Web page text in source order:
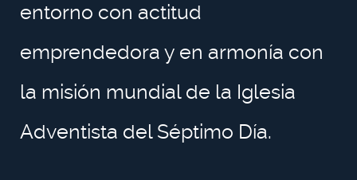
entorno con actitud
emprendedora y en armonía con
la misión mundial de la Iglesia
Adventista del Séptimo Día.